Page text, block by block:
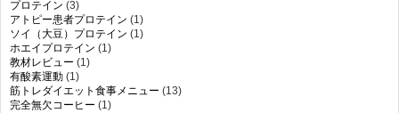
プロテイン (3)
アトピー患者プロテイン (1)
ソイ（大豆）プロテイン (1)
ホエイプロテイン (1)
教材レビュー (1)
有酸素運動 (1)
筋トレダイエット食事メニュー (13)
完全無欠コーヒー (1)